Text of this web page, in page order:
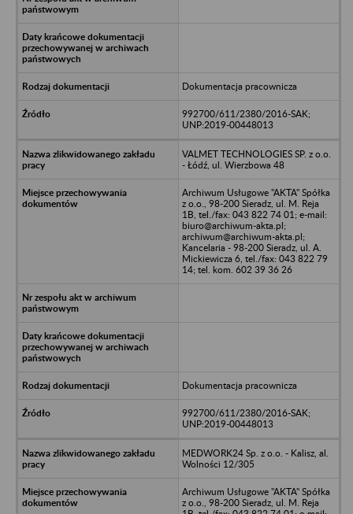
Dokumentacja pracownicza
992700/611/2380/2016-SAK;
UNP:2019-00448013
VALMET TECHNOLOGIES SP. z o.o.
- Łódź, ul. Wierzbowa 48
Archiwum Usługowe "AKTA" Spółka
z o.o., 98-200 Sieradz, ul. M. Reja
1B, tel./fax: 043 822 74 01; e-mail:
biuro@archiwum-akta.pl;
archiwum@archiwum-akta.pl;
Kancelaria - 98-200 Sieradz, ul. A.
Mickiewicza 6, tel./fax: 043 822 79
14; tel. kom. 602 39 36 26
Dokumentacja pracownicza
992700/611/2380/2016-SAK;
UNP:2019-00448013
MEDWORK24 Sp. z o.o. - Kalisz, al.
Wolności 12/305
Archiwum Usługowe "AKTA" Spółka
z o.o., 98-200 Sieradz, ul. M. Reja